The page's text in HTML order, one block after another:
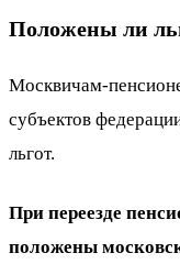
Положены ли
Москвичам-
субъектов
льгот.
При переезде
положены